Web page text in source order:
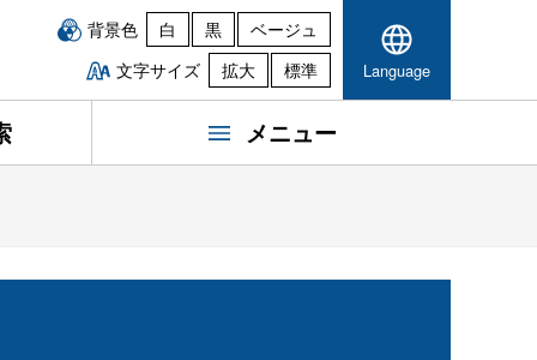
背景色 白 黒
ベージュ
文字サイズ
拡大 標準 Language
メニュー